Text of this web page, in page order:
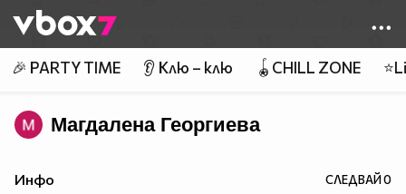
👾
🎉 PARTY TIME 👂 Клю – клю 🪀CHILL ZONE
Магдалена Георгиева
Инфо СЛЕДВАЙ0